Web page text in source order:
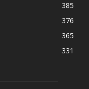
385
376
365
331